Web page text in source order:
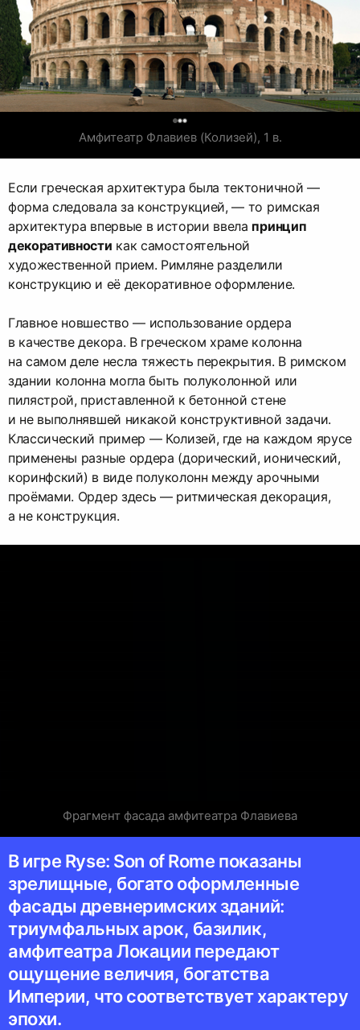
Амфитеатр Флавиев (Колизей), 1 в.
Если греческая архитектура была тектоничной —
форма следовала за конструкцией, — то римская
архитектура впервые в истории ввела принцип
декоративности как самостоятельной
художественной прием. Римляне разделили
конструкцию и её декоративное оформление.
Главное новшество — использование ордера
в качестве декора. В греческом храме колонна
на самом деле несла тяжесть перекрытия. В римском
здании колонна могла быть полуколонной или
пилястрой, приставленной к бетонной стене
и не выполнявшей никакой конструктивной задачи.
Классический пример — Колизей, где на каждом ярусе
применены разные ордера (дорический, ионический,
коринфский) в виде полуколонн между арочными
проёмами. Ордер здесь — ритмическая декорация,
а не конструкция.
Фрагмент фасада амфитеатра Флавиева
В игре Ryse: Son of Rome показаны
зрелищные, богато оформленные
фасады древнеримских зданий:
триумфальных арок, базилик,
амфитеатра Локации передают
ощущение величия, богатства
Империи, что соответствует характеру
эпохи.